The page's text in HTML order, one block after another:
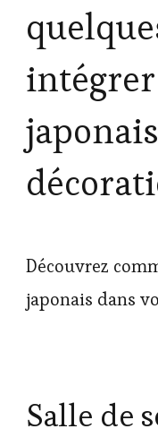
Découvrez
japonais dans
Salle de